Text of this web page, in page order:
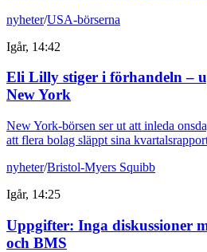
nyheter/USA-börserna
Igår, 14:42
Eli Lilly stiger i förhandeln –
New York
New York-börsen ser ut att inleda
att flera bolag släppt sina
nyheter/Bristol-Myers Squibb
Igår, 14:25
Uppgifter: Inga diskussioner
och BMS